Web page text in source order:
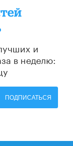
и
в неделю:
ПОДПИСАТЬСЯ